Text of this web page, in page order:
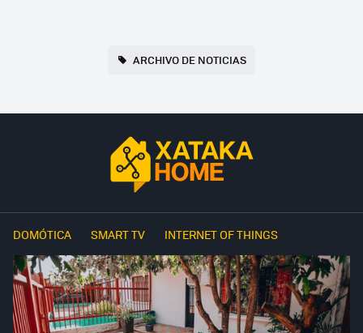
ARCHIVO DE NOTICIAS
DOMÓTICA SMART TV INTERNET OF THINGS